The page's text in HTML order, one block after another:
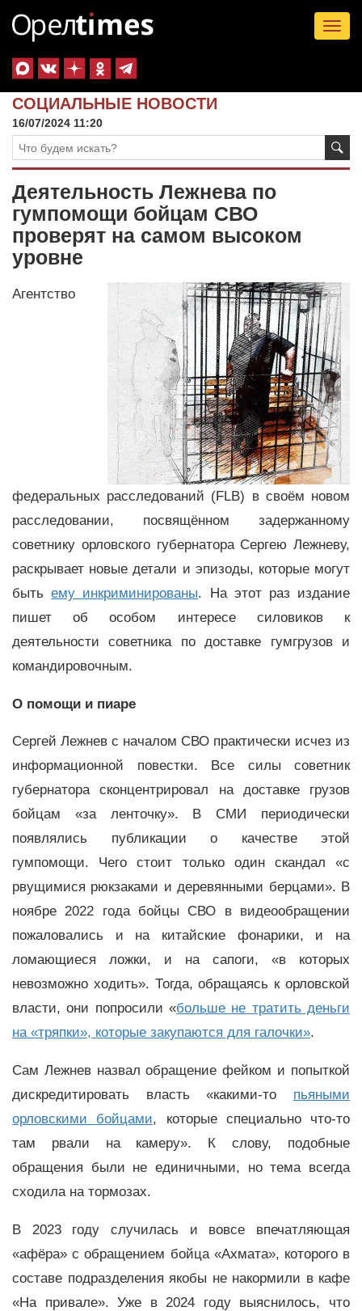
СОЦИАЛЬНЫЕ НОВОСТИ
16/07/2024 11:20
Деятельность Лежнева по
гумпомощи бойцам СВО
проверят на самом высоком
уровне
Агентство
федеральных расследований (FLB) в своём новом
расследовании, посвящённом задержанному
советнику орловского губернатора Сергею Лежневу,
раскрывает новые детали и эпизоды, которые могут
бытьему инкриминированы. На этот раз издание
пишет об особом интересе силовиков к
деятельности советника по доставке гумгрузов и
командировочным.
О помощи и пиаре
Сергей Лежнев с началом СВО практически исчез из
информационной повестки. Все силы советник
губернатора сконцентрировал на доставке грузов
бойцам «за ленточку». В СМИ периодически
появлялись публикации о качестве этой
гумпомощи. Чего стоит только один скандал «с
рвущимися рюкзаками и деревянными берцами». В
ноябре 2022 года бойцы СВО в видеообращении
пожаловались и на китайские фонарики, и на
ломающиеся ложки, и на сапоги, «в которых
невозможно ходить». Тогда, обращаясь к орловской
власти, они попросили «больше не тратить деньги
на «тряпки», которые закупаются для галочки».
Сам Лежнев назвал обращение фейком и попыткой
дискредитировать власть «какими-то пьяными
орловскими бойцами, которые специально что-то
там рвали на камеру». К слову, подобные
обращения были не единичными, но тема всегда
сходила на тормозах.
В 2023 году случилась и вовсе впечатляющая
«афёра» с обращением бойца «Ахмата», которого в
составе подразделения якобы не накормили в кафе
«На привале». Уже в 2024 году выяснилось, что